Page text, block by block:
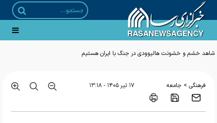
شاهد خشم و خشونت هالیوودی در جنگ با ایران هستیم
فرهنگی > جامعه ۱۷ تير ۱۴۰۵ - ۱۳:۱۸